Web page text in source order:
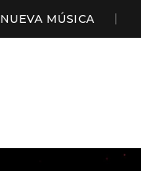
NUEVA MÚSICA